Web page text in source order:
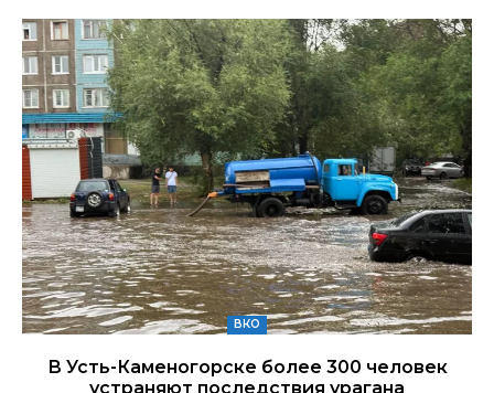
ВКО
В Усть-Каменогорске более 300 человек
устраняют последствия урагана